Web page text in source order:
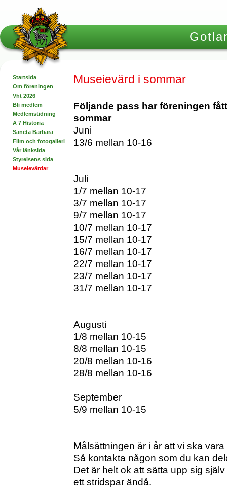
Startsida
Om föreningen
Vht 2026
Bli medlem
Medlemstidning
A 7 Historia
Sancta Barbara
Film och fotogalleri
Vår länksida
Styrelsens sida
Museievärdar
Museievärd i sommar
Följande pass har föreningen
sommar
Juni
13/6 mellan 10-16
Juli
1/7 mellan 10-17
3/7 mellan 10-17
9/7 mellan 10-17
10/7 mellan 10-17
15/7 mellan 10-17
16/7 mellan 10-17
22/7 mellan 10-17
23/7 mellan 10-17
31/7 mellan 10-17
Augusti
1/8 mellan 10-15
8/8 mellan 10-15
20/8 mellan 10-16
28/8 mellan 10-16
September
5/9 mellan 10-15
Målsättningen är i år att vi ska
Så kontakta någon som du kan
Det är helt ok att sätta upp sig
ett stridspar ändå.